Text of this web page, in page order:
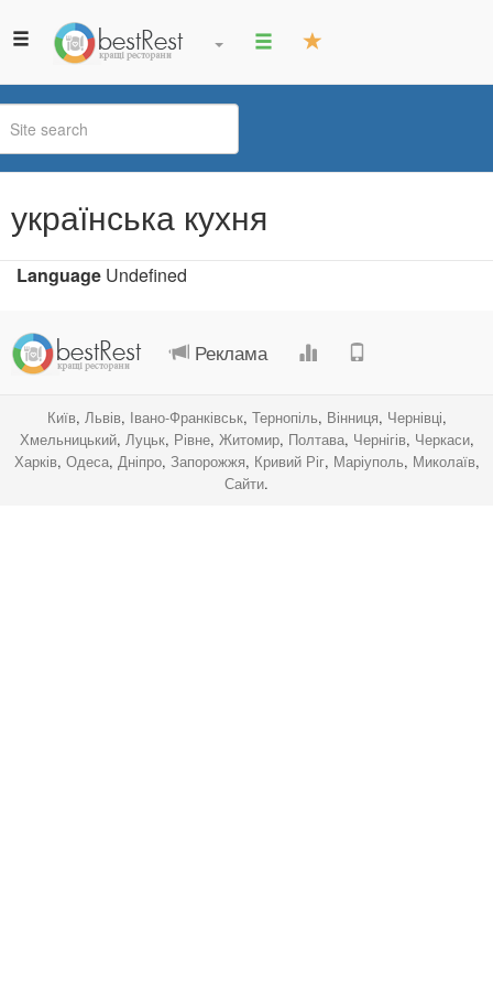
українська кухня
Language Undefined
Реклама
Київ, Львів, Івано-Франківськ, Тернопіль, Вінниця, Чернівці,
Хмельницький, Луцьк, Рівне, Житомир, Полтава, Чернігів, Черкаси,
Харків, Одеса, Дніпро, Запорожжя, Кривий Ріг, Маріуполь, Миколаїв,
Сайти.